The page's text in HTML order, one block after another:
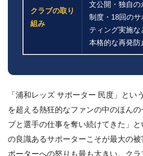
クラブの取り
組み
文公開・独自の
制度・18回の
ティング実施な
本格的な再発防
「浦和レッズ サポーター 民度」とい
を超える熱狂的なファンの中のほん
ブと選手の仕事を奪い続けてきた」と
の良識あるサポーターこそが最大の
ポーターへの怒りも最も大きい。ク